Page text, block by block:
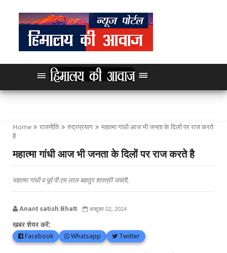
Home राजनीति रुद्रप्रयाग
महात्मा गांधी आज भी जनता के दिलों पर राज करते
है
महात्मा गांधी आज भी जनता के दिलों पर राज करते है
महात्मा गांधी व पूर्व पी एम लाल बहादुर शास्त्री जयंती,
Anant satish Bhatt अक्टूबर 02, 2024
खबर शेयर करें:
Facebook Whatsapp Twitter